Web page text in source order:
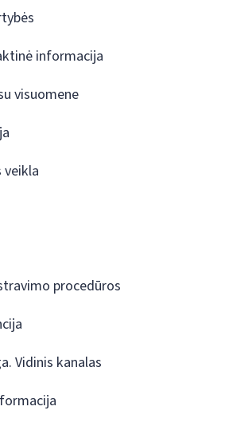
informacija
visuomene
procedūros
Vidinis kanalas